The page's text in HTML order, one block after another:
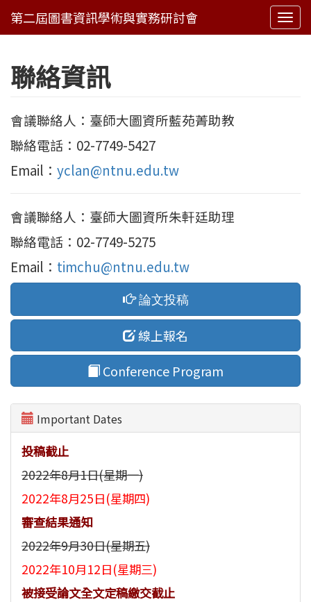
聯絡資訊
會議聯絡人：臺師大圖資所藍苑菁助教
聯絡電話：02-7749-5427
Email： yclan@ntnu.edu.tw
會議聯絡人：臺師大圖資所朱軒廷助理
聯絡電話：02-7749-5275
Email： timchu@ntnu.edu.tw
論文投稿
線上報名
Conference Program
Important Dates
投稿截止
2022年8月1日(星期一)
2022年8月25日(星期四)
審查結果通知
2022年9月30日(星期五)
2022年10月12日(星期三)
被接受論文全文定稿繳交截止